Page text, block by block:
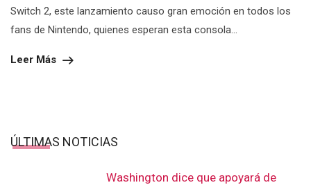
Switch 2, este lanzamiento causo gran emoción en todos los
fans de Nintendo, quienes esperan esta consola...
Leer Más
ÚLTIMAS NOTICIAS
Washington dice que apoyará de